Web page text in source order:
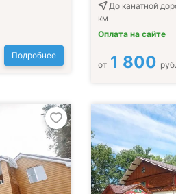
Подробнее
До канатной
км
Оплата на сайте
от 1 800 руб.